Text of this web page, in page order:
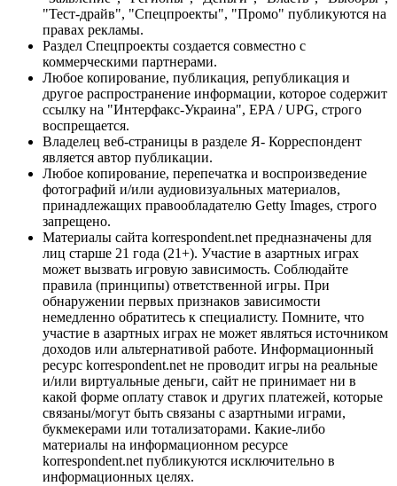
"Тест-драйв", "Спецпроекты", "Промо" публикуются на
правах рекламы.
Раздел Спецпроекты создается совместно с
коммерческими партнерами.
Любое копирование, публикация, републикация и
другое распространение информации, которое содержит
ссылку на "Интерфакс-Украина", EPA / UPG, строго
воспрещается.
Владелец веб-страницы в разделе Я- Корреспондент
является автор публикации.
Любое копирование, перепечатка и воспроизведение
фотографий и/или аудиовизуальных материалов,
принадлежащих правообладателю Getty Images, строго
запрещено.
Материалы сайта korrespondent.net предназначены для
лиц старше 21 года (21+). Участие в азартных играх
может вызвать игровую зависимость. Соблюдайте
правила (принципы) ответственной игры. При
обнаружении первых признаков зависимости
немедленно обратитесь к специалисту. Помните, что
участие в азартных играх не может являться источником
доходов или альтернативой работе. Информационный
ресурс korrespondent.net не проводит игры на реальные
и/или виртуальные деньги, сайт не принимает ни в
какой форме оплату ставок и других платежей, которые
связаны/могут быть связаны с азартными играми,
букмекерами или тотализаторами. Какие-либо
материалы на информационном ресурсе
korrespondent.net публикуются исключительно в
информационных целях.